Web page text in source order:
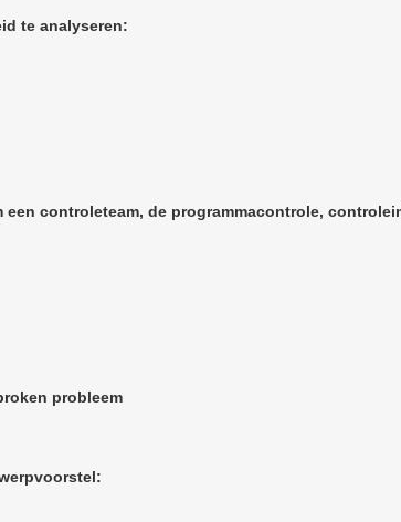
te analyseren:
een controleteam, de programmacontrole,
probleem